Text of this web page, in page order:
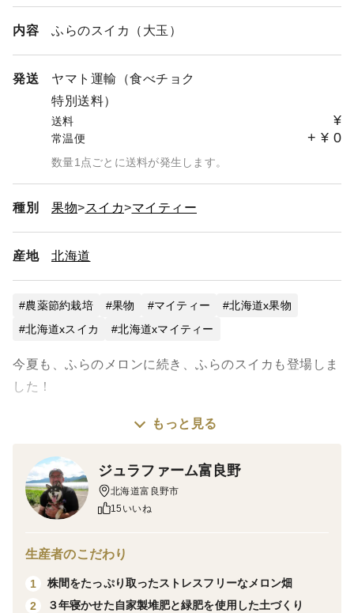
内容 ふらのスイカ（大玉）
発送
ヤマト運輸（食べチョク
特別送料）
送料 ¥
常温便 + ¥ 0
数量1点ごとに送料が発生します。
種別 果物 スイカ マイティー
産地 北海道
農薬節約栽培 果物 マイティー
北海道x果物
北海道xスイカ
北海道xマイティー
今夏も、ふらのメロンに続き、ふらのスイカも登場しま
した！
その名も「マイティー」。地元、富良野の方や道内の方
北海道は【自然の宝庫】🍀 真っ青な空の下、太陽の力
と清らかな雪解け水で栽培する作物はまさに最高の美味
緑肥をすき込み、農薬使用を必要最小限に抑え、できる
だけ環境に優しい栽培法を取り入れています。
もっと見る
ジュラファーム富良野
北海道富良野市
15いいね
生産者のこだわり
1
株間をたっぷり取ったストレスフリーなメロン畑
2
３年寝かせた自家製堆肥と緑肥を使用した土づくり